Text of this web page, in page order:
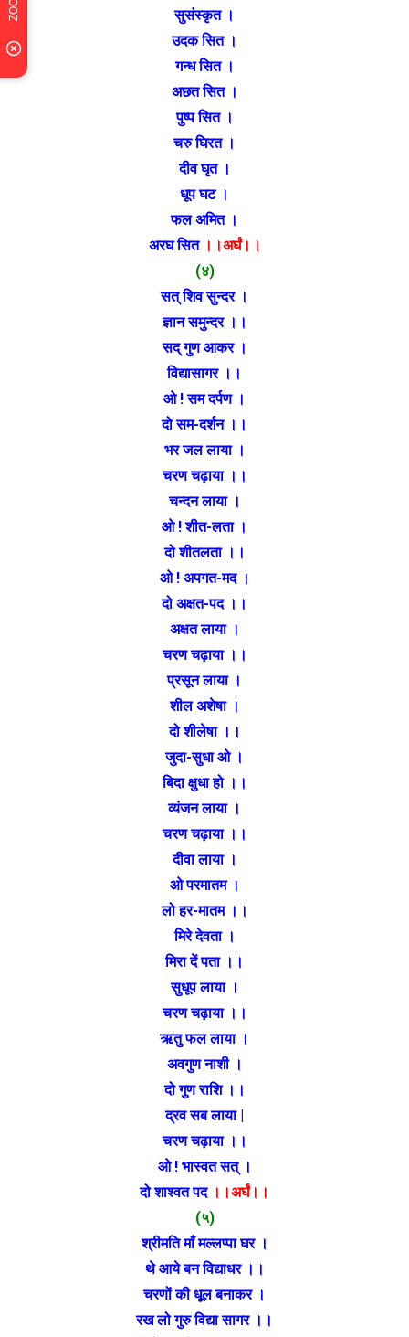
सुसंस्कृत ।
उदक सित ।
गन्ध सित ।
अछत सित ।
पुष्प सित ।
चरु घिरत ।
दीव घृत ।
धूप घट ।
फल अमित ।
अरघ सित।।अर्घं।।
(४)
सत् शिव सुन्दर ।
ज्ञान समुन्दर ।।
सद् गुण आकर ।
विद्यासागर ।।
ओ ! सम दर्पण ।
दो सम-दर्शन ।।
भर जल लाया ।
चरण चढ़ाया ।।
चन्दन लाया ।
ओ ! शीत-लता ।
दो शीतलता ।।
ओ ! अपगत-मद ।
दो अक्षत-पद ।।
अक्षत लाया ।
चरण चढ़ाया ।।
प्रसून लाया ।
शील अशेषा ।
दो शीलेषा ।।
जुदा-सुधा ओ ।
बिदा क्षुधा हो ।।
व्यंजन लाया ।
चरण चढ़ाया ।।
दीवा लाया ।
ओ परमातम ।
लो हर-मातम ।।
मिरे देवता ।
मिरा दें पता ।।
सुधूप लाया ।
चरण चढ़ाया ।।
ऋतु फल लाया ।
अवगुण नाशी ।
दो गुण राशि ।।
द्रव सब लाया |
चरण चढ़ाया ।।
ओ ! भास्वत सत् ।
दो शाश्वत पद।।अर्घं।।
(५)
श्रीमति माँ मल्लप्पा घर ।
थे आये बन विद्याधर ।।
चरणों की धूल बनाकर ।
रख लो गुरु विद्या सागर ।।